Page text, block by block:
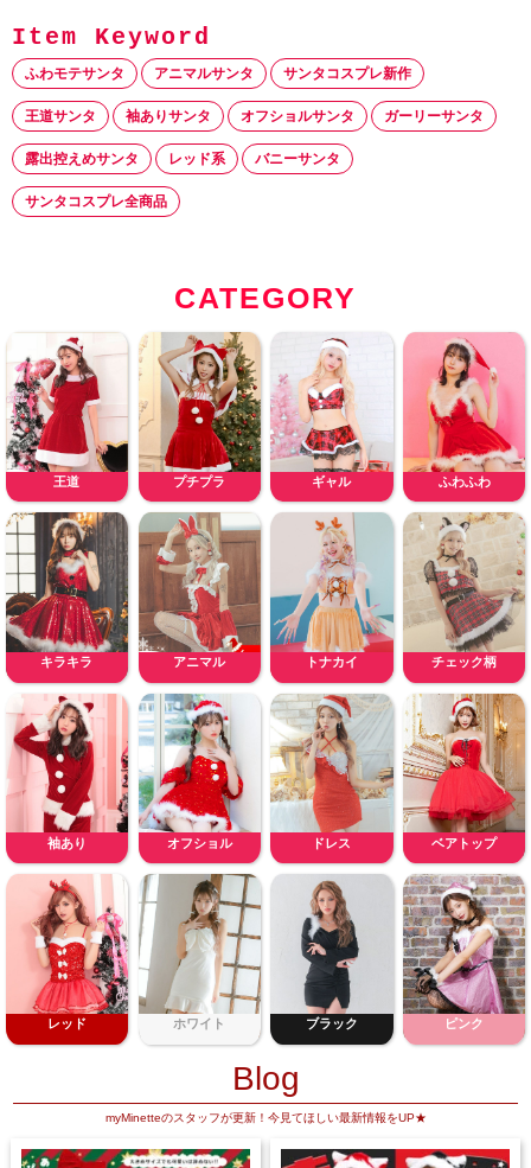
ふわモテサンタ アニマルサンタ サンタコスプレ新作
王道サンタ 袖ありサンタ オフショルサンタ ガーリーサンタ
露出控えめサンタ レッド系 バニーサンタ
サンタコスプレ全商品
CATEGORY
王道 プチプラ ギャル ふわふわ
キラキラ アニマル トナカイ チェック柄
袖あり オフショル ドレス ベアトップ
レッド ホワイト ブラック ピンク
Blog
myMinetteのスタッフが更新！今見てほしい最新情報をUP★